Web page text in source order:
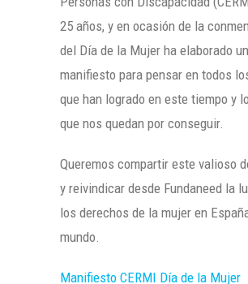
25 años, y en ocasión de la
del Día de la Mujer ha elaborado un
manifiesto para pensar en todos
que han logrado en este tiempo y
que nos quedan por conseguir.
Queremos compartir este valioso
y reivindicar desde Fundaneed la
los derechos de la mujer en
mundo.
Manifiesto CERMI Día de la Mujer